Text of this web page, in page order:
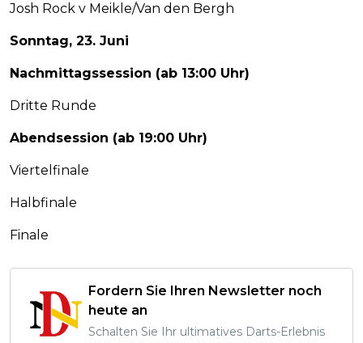
Josh Rock v Meikle/Van den Bergh
Sonntag, 23. Juni
Nachmittagssession (ab 13:00 Uhr)
Dritte Runde
Abendsession (ab 19:00 Uhr)
Viertelfinale
Halbfinale
Finale
Fordern Sie Ihren Newsletter noch
heute an
Schalten Sie Ihr ultimatives Darts-Erlebnis